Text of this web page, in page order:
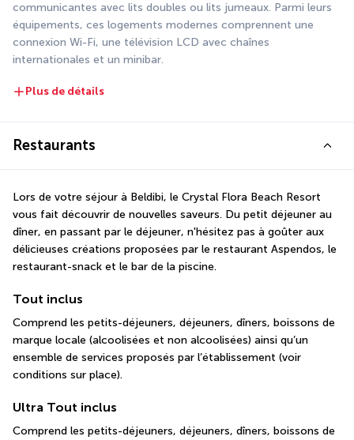
communicantes avec lits doubles ou lits jumeaux. Parmi leurs
équipements, ces logements modernes comprennent une
connexion Wi-Fi, une télévision LCD avec chaînes
internationales et un minibar.
Plus de détails
Restaurants
Lors de votre séjour à Beldibi, le Crystal Flora Beach Resort
vous fait découvrir de nouvelles saveurs. Du petit déjeuner au
dîner, en passant par le déjeuner, n'hésitez pas à goûter aux
délicieuses créations proposées par le restaurant Aspendos, le
restaurant-snack et le bar de la piscine.
Tout inclus
Comprend les petits-déjeuners, déjeuners, dîners, boissons de
marque locale (alcoolisées et non alcoolisées) ainsi qu’un
ensemble de services proposés par l’établissement (voir
conditions sur place).
Ultra Tout inclus
Comprend les petits-déjeuners, déjeuners, dîners, boissons de